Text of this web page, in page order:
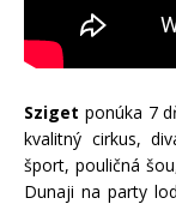
Sziget ponúka 7
kvalitný cirkus,
šport, pouličná
Dunaji na party